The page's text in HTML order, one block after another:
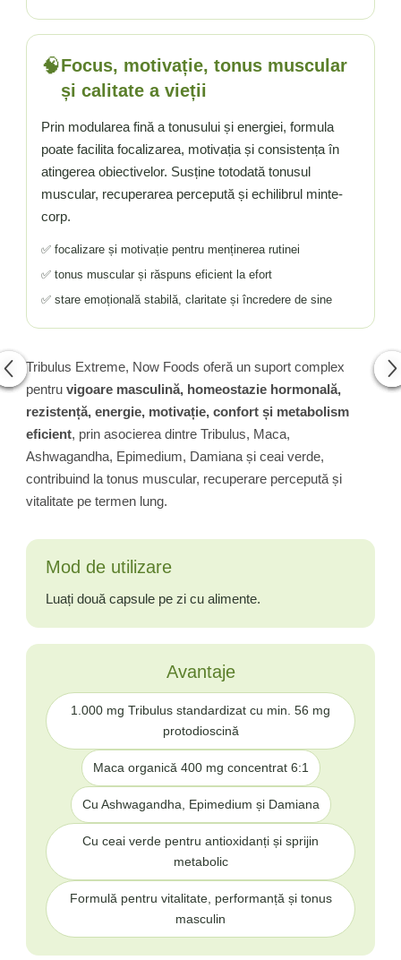
🧠Focus, motivație, tonus muscular
și calitate a vieții
Prin modularea fină a tonusului și energiei, formula
poate facilita focalizarea, motivația și consistența în
atingerea obiectivelor. Susține totodată tonusul
muscular, recuperarea percepută și echilibrul minte-
corp.
✅ focalizare și motivație pentru menținerea rutinei
✅ tonus muscular și răspuns eficient la efort
✅ stare emoțională stabilă, claritate și încredere de sine
Tribulus Extreme, Now Foods oferă un suport complex
pentru vigoare masculină, homeostazie hormonală,
rezistență, energie, motivație, confort și metabolism
eficient, prin asocierea dintre Tribulus, Maca,
Ashwagandha, Epimedium, Damiana și ceai verde,
contribuind la tonus muscular, recuperare percepută și
vitalitate pe termen lung.
Mod de utilizare
Luați două capsule pe zi cu alimente.
Avantaje
1.000 mg Tribulus standardizat cu min. 56 mg
protodioscină
Maca organică 400 mg concentrat 6:1
Cu Ashwagandha, Epimedium și Damiana
Cu ceai verde pentru antioxidanți și sprijin
metabolic
Formulă pentru vitalitate, performanță și tonus
masculin